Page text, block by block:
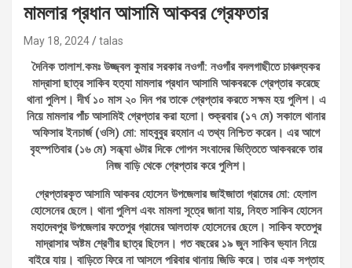
মামলার প্রধান আসামি আকবর গ্রেফতার
May 18, 2024 talas
দৈনিক তালাশ.কমঃ উজ্জ্বল কুমার সরকার নওগাঁ: নওগাঁর বদলগাছীতে চাঞ্চল্যকর
মাদ্রাসা ছাত্র সাকিব হত্যা মামলার প্রধান আসামি আকবরকে গ্রেপ্তার করেছে
থানা পুলিশ। দীর্ঘ ১০ মাস ২০ দিন পর তাকে গ্রেপ্তার করতে সক্ষম হয় পুলিশ। এ
নিয়ে মামলার পাঁচ আসামিই গ্রেপ্তার করা হলো। শুক্রবার (১৭ মে) সকালে থানার
অফিসার ইনচার্জ (ওসি) মো: মাহবুবুর রহমান এ তথ্য নিশ্চিত করেন। এর আগে
বৃহস্পতিবার (১৬ মে) সন্ধ্যা ৬টার দিকে গোপন সংবাদের ভিত্তিতে আকবরকে তার
নিজ বাড়ি থেকে গ্রেপ্তার করে পুলিশ।
গ্রেপ্তারকৃত আসামি আকবর হোসেন উপজেলার জাইজাতা গ্রামের মো: হেলাল
হোসেনের ছেলে। থানা পুলিশ এবং মামলা সূত্রে জানা যায়, নিহত সাকিব হোসেন
মহাদেবপুর উপজেলার ফতেপুর গ্রামের আলতাফ হোসেনের ছেলে। সাকিব ফতেপুর
মাদ্রাসার অষ্টম শ্রেণীর ছাত্র ছিলেন। গত বছরের ১৯ জুন সাকিব ভ্যান নিয়ে
বাইরে যায়। বাড়িতে ফিরে না আসলে পরিবার থানায় জিডি করে। তার এক সপ্তাহ